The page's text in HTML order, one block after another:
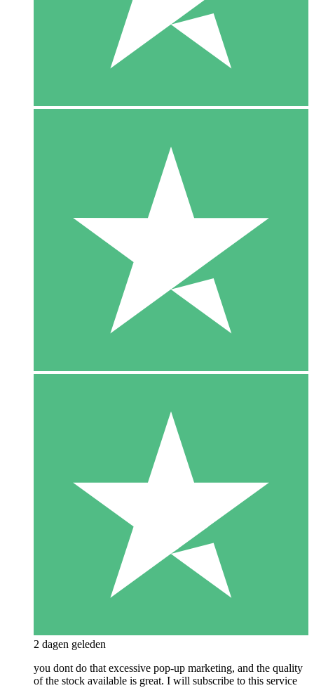
2 dagen geleden
you dont do that excessive pop-up marketing, and the quality
of the stock available is great. I will subscribe to this service